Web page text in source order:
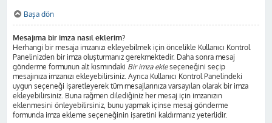
Başa dön
Mesajıma bir imza nasıl eklerim?
Herhangi bir mesaja imzanızı ekleyebilmek için öncelikle Kullanıcı Kontrol
Panelinizden bir imza oluşturmanız gerekmektedir. Daha sonra mesaj
gönderme formunun alt kısmındaki Bir imza ekleseçeneğini seçip
mesajınıza imzanızı ekleyebilirsiniz. Ayrıca Kullanıcı Kontrol Panelindeki
uygun seçeneği işaretleyerek tüm mesajlarınıza varsayılan olarak bir imza
ekleyebilirsiniz. Buna rağmen dilediğiniz her mesaj için imzanızın
eklenmesini önleyebilirsiniz, bunu yapmak içinse mesaj gönderme
formunda imza ekleme seçeneğinin işaretini kaldırmanız yeterlidir.